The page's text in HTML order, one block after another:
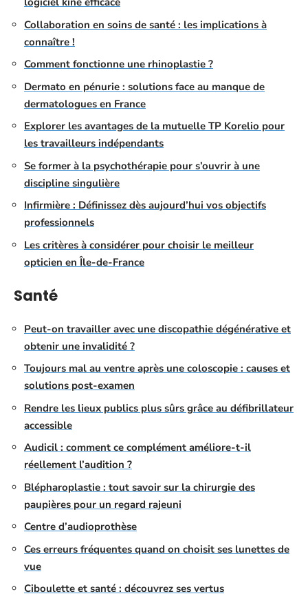
Collaboration en soins de santé : les implications à
connaître !
Comment fonctionne une rhinoplastie ?
Dermato en pénurie : solutions face au manque de
dermatologues en France
Explorer les avantages de la mutuelle TP Korelio pour
les travailleurs indépendants
Se former à la psychothérapie pour s’ouvrir à une
discipline singulière
Infirmière : Définissez dès aujourd’hui vos objectifs
professionnels
Les critères à considérer pour choisir le meilleur
opticien en Île-de-France
Santé
Peut-on travailler avec une discopathie dégénérative et
obtenir une invalidité ?
Toujours mal au ventre après une coloscopie : causes et
solutions post-examen
Rendre les lieux publics plus sûrs grâce au défibrillateur
accessible
Audicil : comment ce complément améliore-t-il
réellement l’audition ?
Blépharoplastie : tout savoir sur la chirurgie des
paupières pour un regard rajeuni
Centre d’audioprothèse
Ces erreurs fréquentes quand on choisit ses lunettes de
vue
Ciboulette et santé : découvrez ses vertus